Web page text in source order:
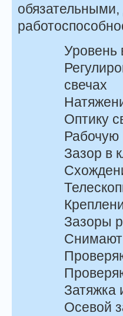
обязательными,
Уровень
свечах
Оптику
Рабочую
Зазор в
Зазоры
Снимают
Затяжка
Осевой